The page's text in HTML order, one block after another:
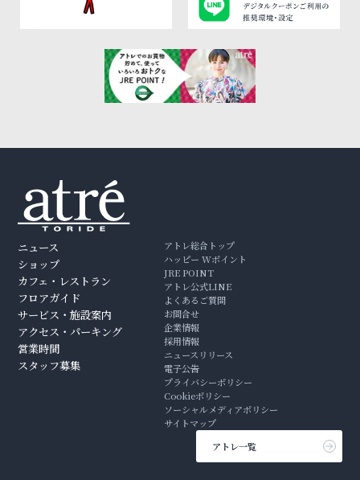
ニュース
ショップ
カフェ・レストラン
フロアガイド
サービス・施設案内
アクセス・パーキング
営業時間
スタッフ募集
アトレ総合トップ
ハッピー Wポイント
JRE POINT
アトレ公式LINE
よくあるご質問
お問合せ
企業情報
採用情報
ニュースリリース
電子公告
プライバシーポリシー
Cookieポリシー
ソーシャルメディアポリシー
サイトマップ
アトレ一覧